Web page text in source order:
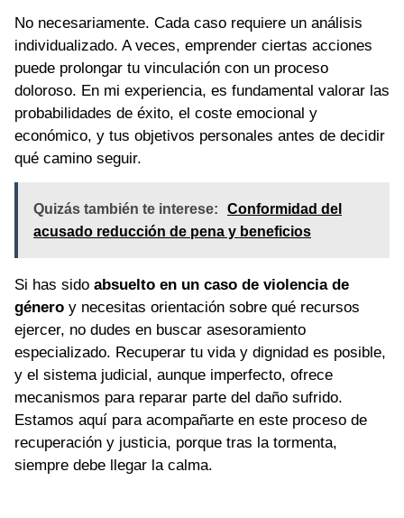
No necesariamente. Cada caso requiere un análisis
individualizado. A veces, emprender ciertas acciones
puede prolongar tu vinculación con un proceso
doloroso. En mi experiencia, es fundamental valorar las
probabilidades de éxito, el coste emocional y
económico, y tus objetivos personales antes de decidir
qué camino seguir.
Quizás también te interese:
Conformidad del
acusado reducción de pena y beneficios
Si has sido absuelto en un caso de violencia de
género y necesitas orientación sobre qué recursos
ejercer, no dudes en buscar asesoramiento
especializado. Recuperar tu vida y dignidad es posible,
y el sistema judicial, aunque imperfecto, ofrece
mecanismos para reparar parte del daño sufrido.
Estamos aquí para acompañarte en este proceso de
recuperación y justicia, porque tras la tormenta,
siempre debe llegar la calma.